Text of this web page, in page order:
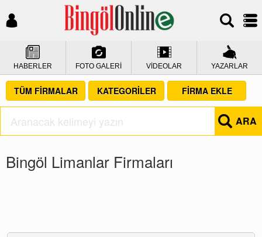
HABERLER FOTO GALERİ VİDEOLAR YAZARLAR
TÜM FİRMALAR KATEGORİLER FİRMA EKLE
ARA
Bingöl Limanlar Firmaları